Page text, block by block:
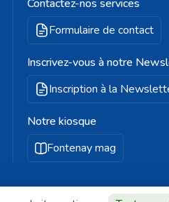
Contactez-nos services
Formulaire de contact
Inscrivez-vous à notre
Inscription à la
Notre kiosque
Fontenay mag